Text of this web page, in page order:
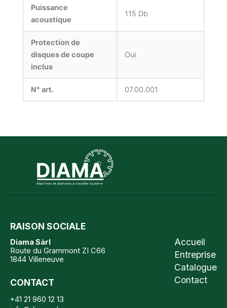
Puissance
acoustique
115 Db
Protection de
disques de coupe
inclus
Oui
N° art. 07.00.001
RAISON SOCIALE
Diama Sàrl
Route du Grammont ZI C66
1844 Villeneuve
CONTACT
+41 21 960 12 13
Accueil
Entreprise
Catalogue
Contact